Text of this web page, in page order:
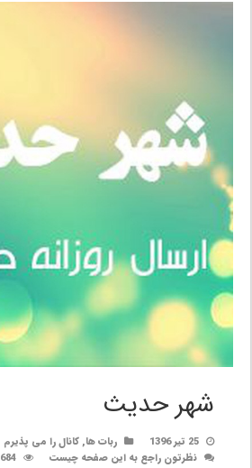
شهر حدیث
25 تیر 1396 ربات ها,کانال را می پذیرم
نظرتون راجع به این صفحه چیست
684 بازدید